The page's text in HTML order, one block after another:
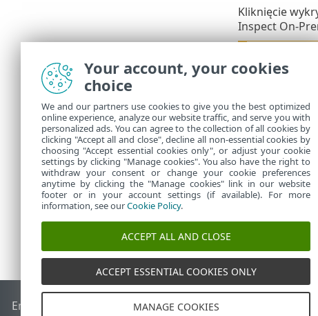
Kliknięcie
Inspect On-
Upewnij
Integracja
bezpośrednio
Prem. Na
oznaczone
End of Life Baza wiedzy ESETForum ESET
Your account, your cookies
choice
We and our partners use cookies to give you the best optimized
online experience, analyze our website traffic, and serve you with
personalized ads. You can agree to the collection of all cookies by
clicking "Accept all and close", decline all non-essential cookies by
choosing "Accept essential cookies only", or adjust your cookie
settings by clicking "Manage cookies". You also have the right to
withdraw your consent or change your cookie preferences
anytime by clicking the "Manage cookies" link in our website
footer or in your account settings (if available). For more
information, see ourCookie Policy.
ACCEPT ALL AND CLOSE
ACCEPT ESSENTIAL COOKIES ONLY
MANAGE COOKIES